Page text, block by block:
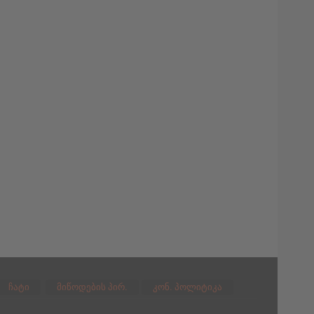
მიწოდების პირ. კონ. პოლიტიკა
ჩატი